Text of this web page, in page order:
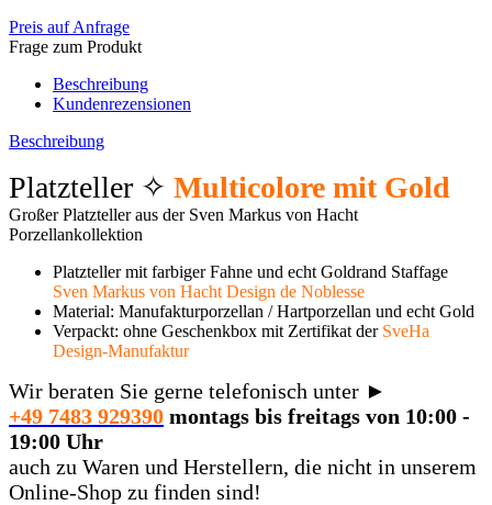
Preis auf Anfrage
Frage zum Produkt
Beschreibung
Kundenrezensionen
Beschreibung
Platzteller ✧ Multicolore mit Gold
Großer Platzteller aus der Sven Markus von Hacht
Porzellankollektion
Platzteller mit farbiger Fahne und echt Goldrand Staffage
Sven Markus von Hacht Design de Noblesse
Material: Manufakturporzellan / Hartporzellan und echt Gold
Verpackt: ohne Geschenkbox mit Zertifikat der SveHa
Design-Manufaktur
Wir beraten Sie gerne telefonisch unter ►
+49 7483 929390 montags bis freitags von 10:00 -
19:00 Uhr
auch zu Waren und Herstellern, die nicht in unserem
Online-Shop zu finden sind!